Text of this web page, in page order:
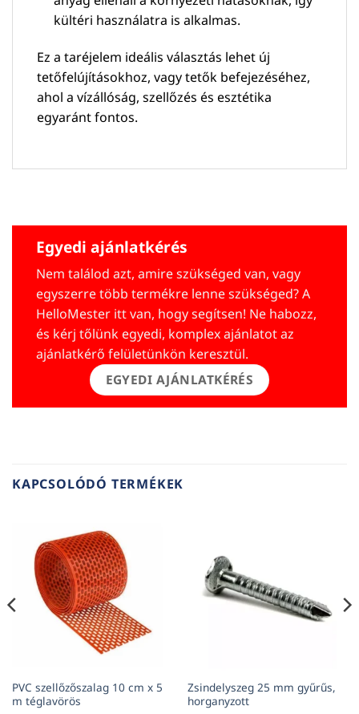
kültéri használatra is alkalmas.
Ez a taréjelem ideális választás lehet új
tetőfelújításokhoz, vagy tetők befejezéséhez,
ahol a vízállóság, szellőzés és esztétika
egyaránt fontos.
Egyedi ajánlatkérés
Nem találod azt, amire szükséged van, vagy
egyszerre több termékre lenne szükséged? A
HelloMester itt van, hogy segítsen! Ne habozz,
és kérj tőlünk egyedi, komplex ajánlatot az
ajánlatkérő felületünkön keresztül.
EGYEDI AJÁNLATKÉRÉS
KAPCSOLÓDÓ TERMÉKEK
PVC szellőzőszalag 10 cm x 5
m téglavörös
Zsindelyszeg 25 mm gyűrűs,
horganyzott